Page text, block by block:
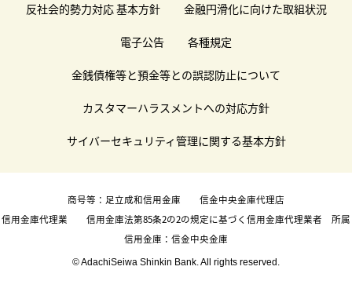
反社会的勢力対応 基本方針 金融円滑化に向けた取組状況
電子公告 各種規定
金銭債権等と預金等との誤認防止について
カスタマーハラスメントへの対応方針
サイバーセキュリティ管理に関する基本方針
商号等：足立成和信用金庫 信金中央金庫代理店
信用金庫代理業 信用金庫法第85条2の2の規定に基づく信用金庫代理業者 所属
信用金庫：信金中央金庫
© AdachiSeiwa Shinkin Bank. All rights reserved.